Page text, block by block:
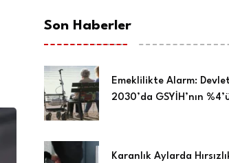
Son Haberler
Emeklilikte Alarm:
2030’da GSYİH’nın
Karanlık Aylarda